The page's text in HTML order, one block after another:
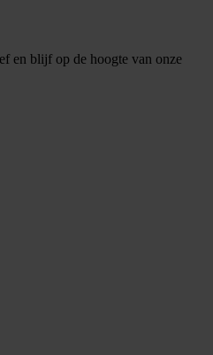
en blijf op de hoogte van onze